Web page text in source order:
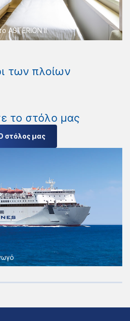
ASTERION ΙΙ
των πλοίων
το στόλο μας
στόλος μας